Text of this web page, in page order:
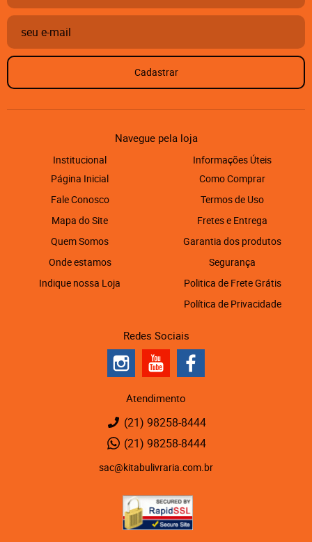
Cadastrar
Navegue pela loja
Institucional
Página Inicial
Fale Conosco
Mapa do Site
Quem Somos
Onde estamos
Indique nossa Loja
Informações Úteis
Como Comprar
Termos de Uso
Fretes e Entrega
Garantia dos produtos
Segurança
Politica de Frete Grátis
Política de Privacidade
Redes Sociais
Atendimento
(21) 98258-8444
(21) 98258-8444
sac@kitabulivraria.com.br